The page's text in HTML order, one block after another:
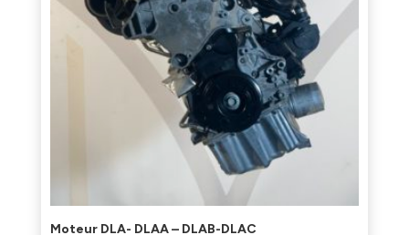
Moteur DLA- DLAA – DLAB-DLAC